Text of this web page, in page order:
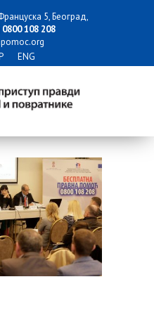
5, Београд,
0800 108 208
ENG